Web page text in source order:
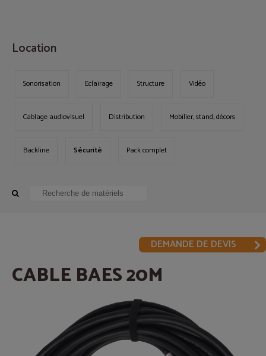
Location
Sonorisation Eclairage Structure Vidéo
Cablage audiovisuel Distribution Mobilier, stand, décors
Backline Sécurité Pack complet
DEMANDE DE DEVIS
CABLE BAES 20M